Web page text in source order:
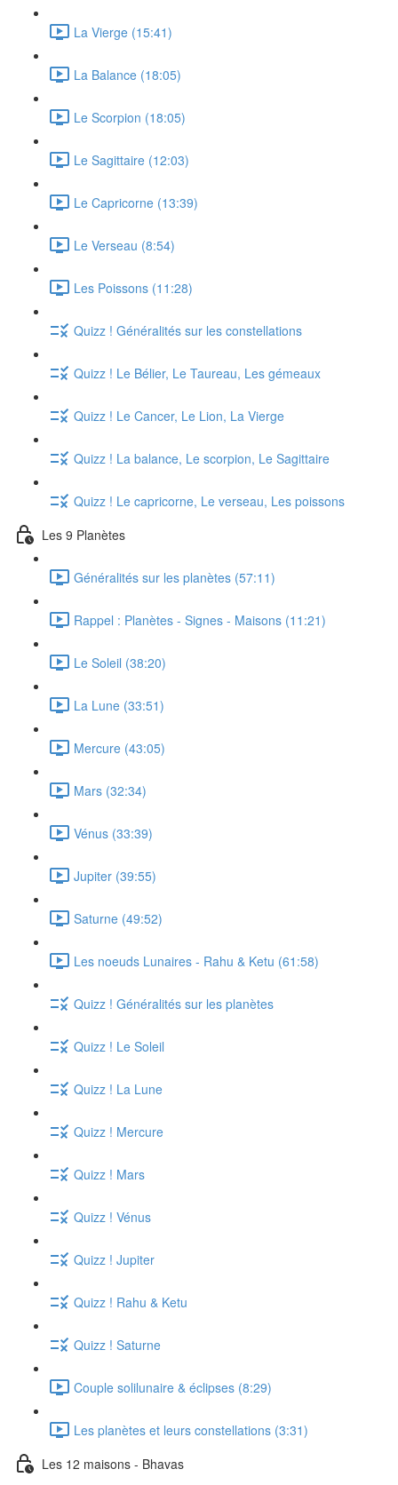
La Vierge (15:41)
La Balance (18:05)
Le Scorpion (18:05)
Le Sagittaire (12:03)
Le Capricorne (13:39)
Le Verseau (8:54)
Les Poissons (11:28)
Quizz ! Généralités sur les constellations
Quizz ! Le Bélier, Le Taureau, Les gémeaux
Quizz ! Le Cancer, Le Lion, La Vierge
Quizz ! La balance, Le scorpion, Le Sagittaire
Quizz ! Le capricorne, Le verseau, Les poissons
Les 9 Planètes
Généralités sur les planètes (57:11)
Rappel : Planètes - Signes - Maisons (11:21)
Le Soleil (38:20)
La Lune (33:51)
Mercure (43:05)
Mars (32:34)
Vénus (33:39)
Jupiter (39:55)
Saturne (49:52)
Les noeuds Lunaires - Rahu & Ketu (61:58)
Quizz ! Généralités sur les planètes
Quizz ! Le Soleil
Quizz ! La Lune
Quizz ! Mercure
Quizz ! Mars
Quizz ! Vénus
Quizz ! Jupiter
Quizz ! Rahu & Ketu
Quizz ! Saturne
Couple solilunaire & éclipses (8:29)
Les planètes et leurs constellations (3:31)
Les 12 maisons - Bhavas